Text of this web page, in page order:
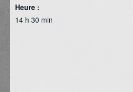
Heure :
14 h 30 min